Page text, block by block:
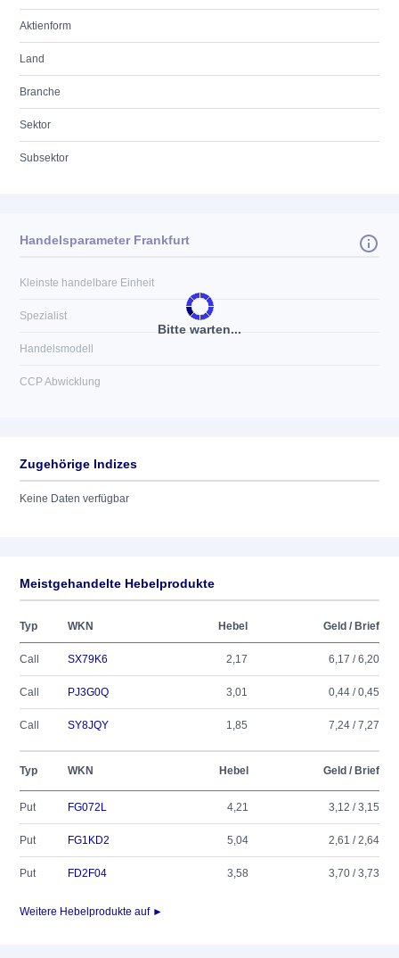
Aktienform
Land
Branche
Sektor
Subsektor
Bitte warten...
Handelsparameter Frankfurt
Kleinste handelbare Einheit
Spezialist
Handelsmodell
CCP Abwicklung
Zugehörige Indizes
Keine Daten verfügbar
Meistgehandelte Hebelprodukte
Typ WKN Hebel Geld / Brief
Call SX79K6 2,17 6,17 / 6,20
Call PJ3G0Q 3,01 0,44 / 0,45
Call SY8JQY 1,85 7,24 / 7,27
Typ WKN Hebel Geld / Brief
Put FG072L 4,21 3,12 / 3,15
Put FG1KD2 5,04 2,61 / 2,64
Put FD2F04 3,58 3,70 / 3,73
Weitere Hebelprodukte auf ►